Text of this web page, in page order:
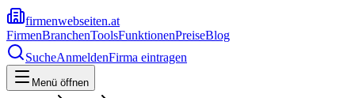
firmenwebseiten.at
FirmenBranchenToolsFunktionenPreiseBlog
SucheAnmeldenFirma eintragen
Menü öffnen